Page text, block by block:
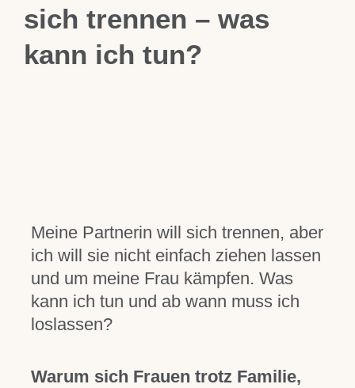
Intensiv-Paarberatung
Über mich
Für Dich
sich trennen – was
kann ich tun?
Meine Partnerin will sich trennen, aber
ich will sie nicht einfach ziehen lassen
und um meine Frau kämpfen. Was
kann ich tun und ab wann muss ich
loslassen?
Warum sich Frauen trotz Familie,